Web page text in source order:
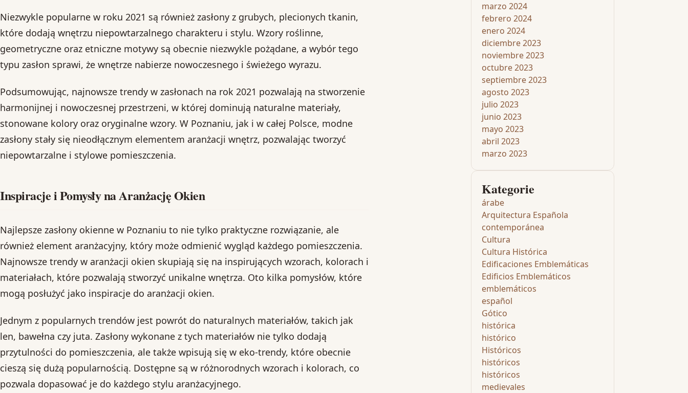
Niezwykle popularne w roku 2021 są również zasłony z grubych, plecionych tkanin,
które dodają wnętrzu niepowtarzalnego charakteru i stylu. Wzory roślinne,
geometryczne oraz etniczne motywy są obecnie niezwykle pożądane, a wybór tego
typu zasłon sprawi, że wnętrze nabierze nowoczesnego i świeżego wyrazu.
Podsumowując, najnowsze trendy w zasłonach na rok 2021 pozwalają na stworzenie
harmonijnej i nowoczesnej przestrzeni, w której dominują naturalne materiały,
stonowane kolory oraz oryginalne wzory. W Poznaniu, jak i w całej Polsce, modne
zasłony stały się nieodłącznym elementem aranżacji wnętrz, pozwalając tworzyć
niepowtarzalne i stylowe pomieszczenia.
Inspiracje i Pomysły na Aranżację Okien
Najlepsze zasłony okienne w Poznaniu to nie tylko praktyczne rozwiązanie, ale
również element aranżacyjny, który może odmienić wygląd każdego pomieszczenia.
Najnowsze trendy w aranżacji okien skupiają się na inspirujących wzorach, kolorach i
materiałach, które pozwalają stworzyć unikalne wnętrza. Oto kilka pomysłów, które
mogą posłużyć jako inspiracje do aranżacji okien.
Jednym z popularnych trendów jest powrót do naturalnych materiałów, takich jak
len, bawełna czy juta. Zasłony wykonane z tych materiałów nie tylko dodają
przytulności do pomieszczenia, ale także wpisują się w eko-trendy, które obecnie
cieszą się dużą popularnością. Dostępne są w różnorodnych wzorach i kolorach, co
pozwala dopasować je do każdego stylu aranżacyjnego.
marzo 2024
febrero 2024
enero 2024
diciembre 2023
noviembre 2023
octubre 2023
septiembre 2023
agosto 2023
julio 2023
junio 2023
mayo 2023
abril 2023
marzo 2023
Kategorie
árabe
Arquitectura Española
contemporánea
Cultura
Cultura Histórica
Edificaciones Emblemáticas
Edificios Emblemáticos
emblemáticos
español
Gótico
histórica
histórico
Históricos
históricos
históricos
medievales